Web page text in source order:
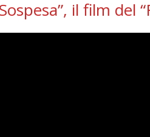
il film del